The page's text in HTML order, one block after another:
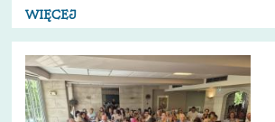
WIĘCEJ